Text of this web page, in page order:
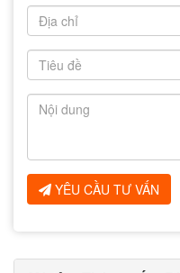
YÊU CẦU TƯ VẤN